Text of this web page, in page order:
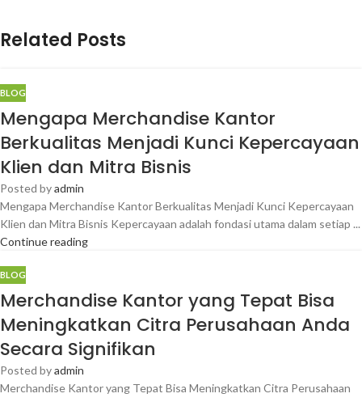
Related Posts
BLOG
Mengapa Merchandise Kantor
Berkualitas Menjadi Kunci Kepercayaan
Klien dan Mitra Bisnis
Posted byadmin
Mengapa Merchandise Kantor Berkualitas Menjadi Kunci Kepercayaan
Klien dan Mitra Bisnis Kepercayaan adalah fondasi utama dalam setiap ...
Continue reading
BLOG
Merchandise Kantor yang Tepat Bisa
Meningkatkan Citra Perusahaan Anda
Secara Signifikan
Posted byadmin
Merchandise Kantor yang Tepat Bisa Meningkatkan Citra Perusahaan